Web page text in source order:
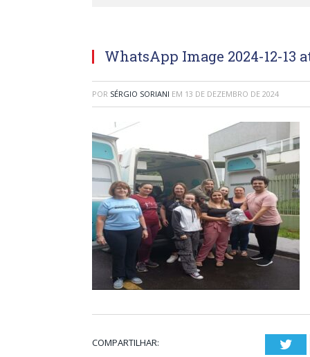
WhatsApp Image 2024-12-13 at
POR SÉRGIO SORIANI EM 13 DE DEZEMBRO DE 2024
COMPARTILHAR: